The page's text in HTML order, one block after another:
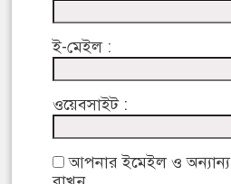
ই-মেইল :
ওয়েবসাইট :
আপনার ইমেইল ও